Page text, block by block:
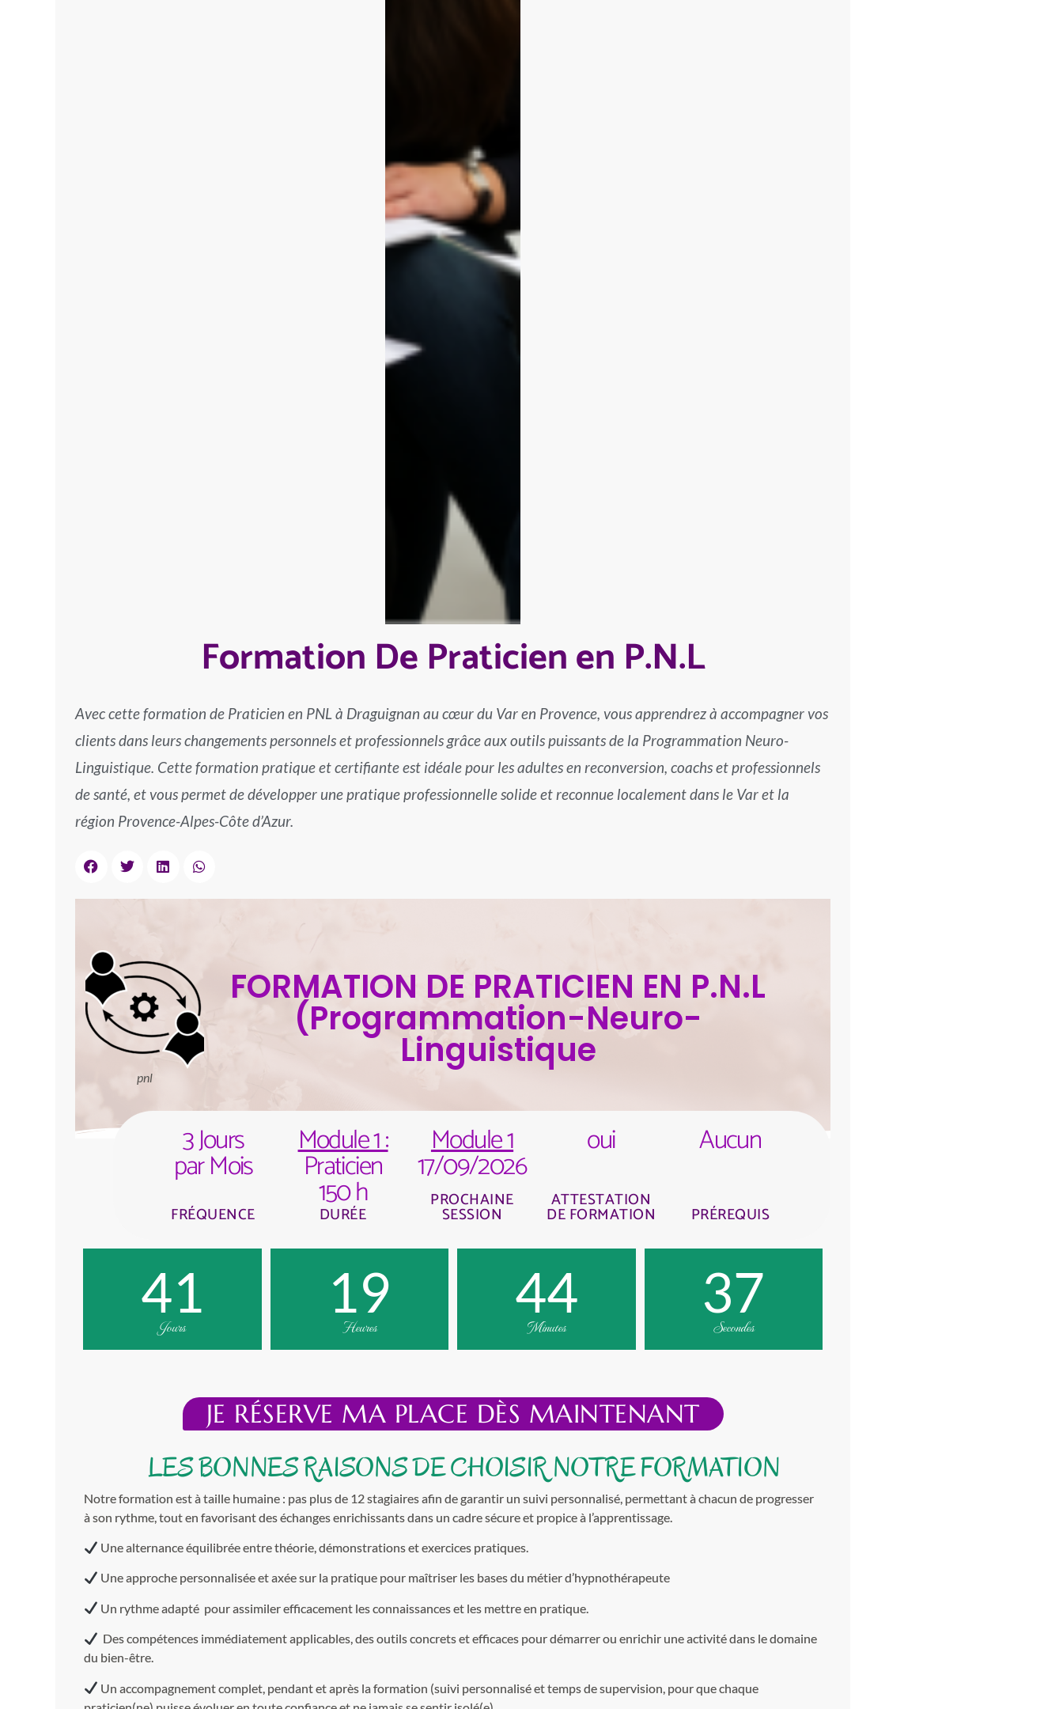
Formation De Praticien en P.N.L
Avec cette formation de Praticien en PNL à Draguignan au cœur du Var en Provence, vous apprendrez à accompagner vos
clients dans leurs changements personnels et professionnels grâce aux outils puissants de la Programmation Neuro-
Linguistique. Cette formation pratique et certifiante est idéale pour les adultes en reconversion, coachs et professionnels
de santé, et vous permet de développer une pratique professionnelle solide et reconnue localement dans le Var et la
région Provence-Alpes-Côte d’Azur.
pnl
FORMATION DE PRATICIEN EN P.N.L
(Programmation-Neuro-
Linguistique
3 Jours
par Mois
FRÉQUENCE
Module 1 :
Praticien
150 h
DURÉE
Module 1
17/09/2026
PROCHAINE
SESSION
oui
ATTESTATION
DE FORMATION
Aucun
PRÉREQUIS
41
Jours
19
Heures
44
Minutes
36
Secondes
JE RÉSERVE MA PLACE DÈS MAINTENANT
LES BONNES RAISONS DE CHOISIR NOTRE FORMATION
Notre formation est à taille humaine : pas plus de 12 stagiaires afin de garantir un suivi personnalisé, permettant à chacun de progresser
à son rythme, tout en favorisant des échanges enrichissants dans un cadre sécure et propice à l’apprentissage.
Une alternance équilibrée entre théorie, démonstrations et exercices pratiques.
Une approche personnalisée et axée sur la pratique pour maîtriser les bases du métier d’hypnothérapeute
Un rythme adapté pour assimiler efficacement les connaissances et les mettre en pratique.
Des compétences immédiatement applicables, des outils concrets et efficaces pour démarrer ou enrichir une activité dans le domaine
du bien-être.
Un accompagnement complet, pendant et après la formation (suivi personnalisé et temps de supervision, pour que chaque